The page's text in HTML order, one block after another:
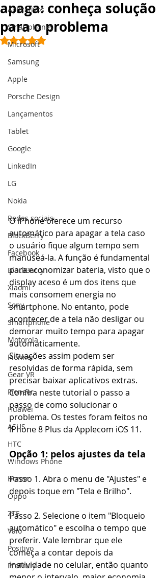
Aplicativos
Smartphones
Microsoft
Samsung
Apple
Porsche Design
Lançamentos
Tablet
Google
LinkedIn
LG
Nokia
Redes sociais
BlackBerry
Facebook
BlackBarry
Xiaomi
Sony
Smartphone
Motorola
Pionner
Gear VR
Pioneer
Huawei
ASUS
HTC
Windows Phone
Honor
Oppo
ZTE
Vaio
Positivo
ProTruly
apaga: conheça solução
para o problema
Avaliado com NaN de 5 estrelas.
O iPhone oferece um recurso
automático para apagar a tela caso
o usuário fique algum tempo sem
manuseá-la. A função é fundamental
para economizar bateria, visto que o
display aceso é um dos itens que
mais consomem energia no
smartphone. No entanto, pode
acontecer de a tela não desligar ou
demorar muito tempo para apagar
automaticamente.
Situações assim podem ser
resolvidas de forma rápida, sem
precisar baixar aplicativos extras.
Confira neste tutorial o passo a
passo de como solucionar o
problema. Os testes foram feitos no
iPhone 8 Plus da Applecom iOS 11.
Opção 1: pelos ajustes da tela
Passo 1. Abra o menu de "Ajustes" e
depois toque em "Tela e Brilho".
Passo 2. Selecione o item "Bloqueio
automático" e escolha o tempo que
preferir. Vale lembrar que ele
começa a contar depois da
inatividade no celular, então quanto